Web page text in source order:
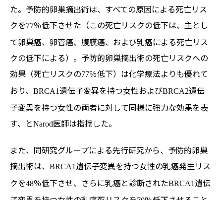
た。予防的卵巣摘出術は、すべての原因による死亡リス
クを77％低下させた（この死亡リスクの低下は、主とし
て卵巣癌、卵管癌、腹膜癌、および乳癌による死亡リス
クの低下による）。予防的卵巣摘出術の死亡リスクへの
効果（死亡リスクの77％低下）は化学療法よりも優れて
おり、 BRCA1遺伝子変異を持つ女性およびBRCA2遺伝
子変異を持つ女性の両者に対して同様に強力な効果を表
す、とNarod医師は指摘した。
また、同研究グループによる先行研究から、予防的卵巣
摘出術は、 BRCA1遺伝子変異を持つ女性の乳癌発生リス
クを48％低下させ、さらに乳癌と診断されたBRCA1遺伝